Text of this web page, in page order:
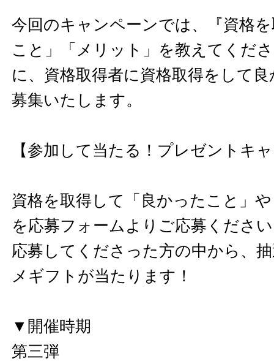
今回のキャンペーンでは、『資格
こと」「メリット」を教えてくだ
に、資格取得者に資格取得をして
募集いたします。
【参加して当たる！プレゼントキ
資格を取得して「良かったこと」
を応募フォームよりご応募くださ
応募してくださった方の中から、
メギフトが当たります！
▼開催時期
第三弾